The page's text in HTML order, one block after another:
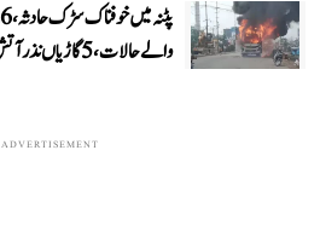
والے حالات، 5 گاڑیاں نذر آتش، پولیس پر پتھراؤ
ADVERTISEMENT